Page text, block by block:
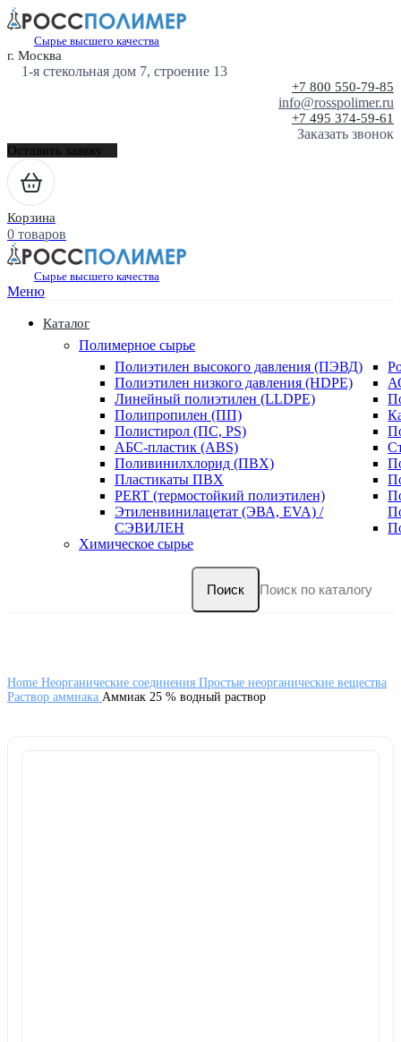
Сырье высшего качества
г. Москва
1-я стекольная дом 7, строение 13
+7 800 550-79-85
info@rosspolimer.ru
+7 495 374-59-61
Заказать звонок
Оставить заявку
Корзина
0 товаров
Сырье высшего качества
Меню
Каталог
Полимерное сырье
Полиэтилен высокого давления (ПЭВД)
Полиэтилен низкого давления (HDPE)
Линейный полиэтилен (LLDPE)
Полипропилен (ПП)
Полистирол (ПС, PS)
АБС-пластик (ABS)
Поливинилхлорид (ПВХ)
Пластикаты ПВХ
PERT (термостойкий полиэтилен)
Этиленвинилацетат (ЭВА, EVA) /
СЭВИЛЕН
Химическое сырье
Поиск
Home Неорганические соединения Простые неорганические вещества
Раствор аммиака Аммиак 25 % водный раствор